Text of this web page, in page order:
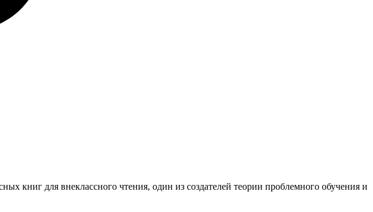
книг для внеклассного чтения, один из создателей теории проблемного обучения и